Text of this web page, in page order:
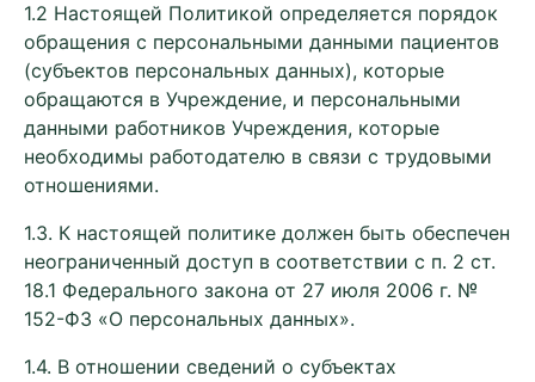
1.2 Настоящей Политикой определяется порядок
обращения с персональными данными пациентов
(субъектов персональных данных), которые
обращаются в Учреждение, и персональными
данными работников Учреждения, которые
необходимы работодателю в связи с трудовыми
отношениями.
1.3. К настоящей политике должен быть обеспечен
неограниченный доступ в соответствии с п. 2 ст.
18.1 Федерального закона от 27 июля 2006 г. №
152-ФЗ «О персональных данных».
1.4. В отношении сведений о субъектах